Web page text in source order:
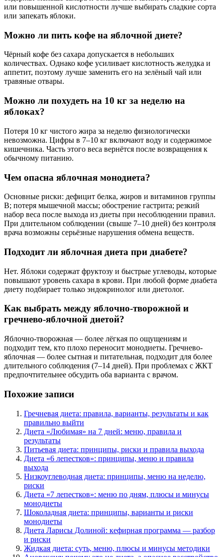
или повышенной кислотности лучше выбирать сладкие сорта
или запекать яблоки.
Можно ли пить кофе на яблочной диете?
Чёрный кофе без сахара допускается в небольших
количествах. Однако кофе усиливает кислотность желудка и
аппетит, поэтому лучше заменить его на зелёный чай или
травяные отвары.
Можно ли похудеть на 10 кг за неделю на
яблоках?
Потеря 10 кг чистого жира за неделю физиологически
невозможна. Цифры в 7–10 кг включают воду и содержимое
кишечника. Часть этого веса вернётся после возвращения к
обычному питанию.
Чем опасна яблочная монодиета?
Основные риски: дефицит белка, жиров и витаминов группы
B; потеря мышечной массы; обострение гастрита; резкий
набор веса после выхода из диеты при несоблюдении правил.
При длительном соблюдении (свыше 7–10 дней) без контроля
врача возможны серьёзные нарушения обмена веществ.
Подходит ли яблочная диета при диабете?
Нет. Яблоки содержат фруктозу и быстрые углеводы, которые
повышают уровень сахара в крови. При любой форме диабета
диету подбирает только эндокринолог или диетолог.
Как выбрать между яблочно-творожной и
гречнево-яблочной диетой?
Яблочно-творожная — более лёгкая по ощущениям и
подходит тем, кто плохо переносит монодиеты. Гречнево-
яблочная — более сытная и питательная, подходит для более
длительного соблюдения (7–14 дней). При проблемах с ЖКТ
предпочтительнее обсудить оба варианта с врачом.
Похожие записи
Гречневая диета: правила, варианты, результаты и как
правильно выйти
Диета «Любимая» на 7 дней: меню, правила и
результаты
Питьевая диета: принципы, риски и правила выхода
Диета «6 лепестков»: принципы, меню и правила
выхода
Низкоуглеводная диета: принципы, меню на неделю,
риски
Диета «7 лепестков»: меню по дням, плюсы и минусы
монодиеты
Шоколадная диета: принципы, варианты и риски
монодиеты
Диета Ларисы Долиной: кефирная программа — разбор
и риски
Жидкая диета: суть, меню, плюсы и минусы методики